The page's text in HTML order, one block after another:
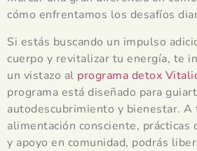
cómo enfrentamos los desafíos
Si estás buscando un impulso
cuerpo y revitalizar tu energía, te
un vistazo al programa detox
programa está diseñado para
autodescubrimiento y bienestar. A
alimentación consciente, prácticas
y apoyo en comunidad, podrás